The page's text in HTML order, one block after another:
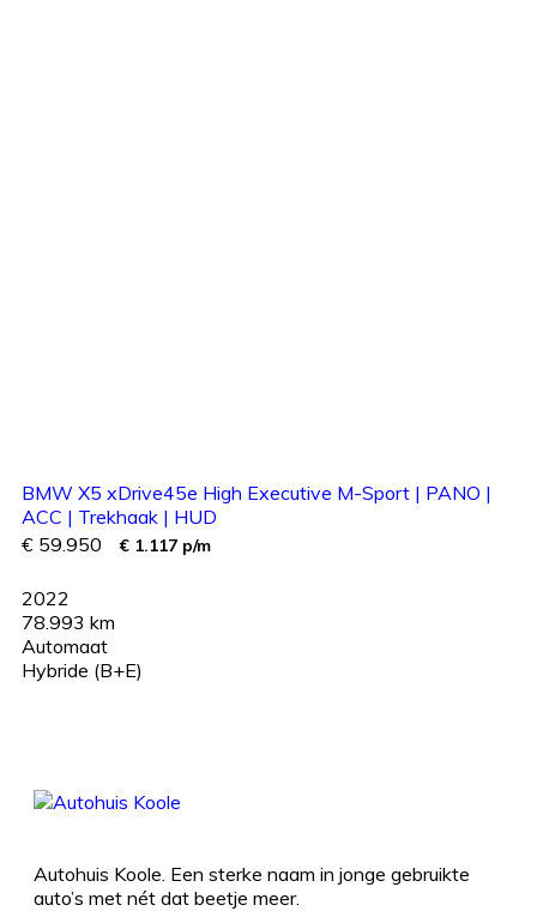
BMW X5 xDrive45e High Executive M-Sport | PANO |
ACC | Trekhaak | HUD
€ 59.950
€ 1.117 p/m
2022
78.993 km
Automaat
Hybride (B+E)
Autohuis Koole. Een sterke naam in jonge gebruikte
auto’s met nét dat beetje meer.